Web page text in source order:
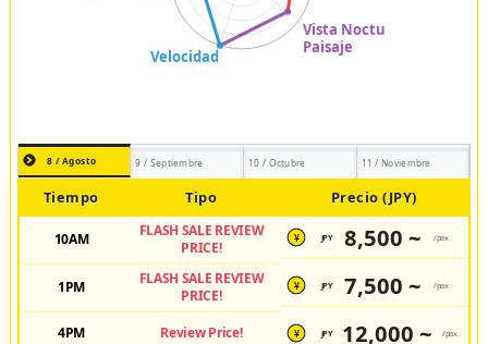
8 / Agosto 9 / Septiembre 10 / Octubre 11 / Noviembre
Tiempo Tipo Precio (JPY)
10AM
FLASH SALE REVIEW
PRICE!
¥ JPY 8,500 ~ /pax
1PM
FLASH SALE REVIEW
PRICE!
¥ JPY 7,500 ~ /pax
4PM Review Price! ¥ JPY 12,000 ~ /pax